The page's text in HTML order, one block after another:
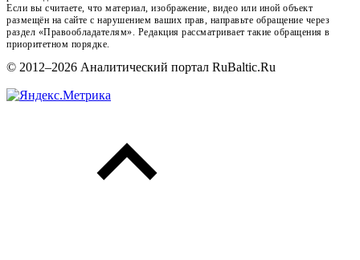
Если вы считаете, что материал, изображение, видео или иной объект
размещён на сайте с нарушением ваших прав, направьте обращение через
раздел «Правообладателям». Редакция рассматривает такие обращения в
приоритетном порядке.
© 2012–2026 Аналитический портал RuBaltic.Ru